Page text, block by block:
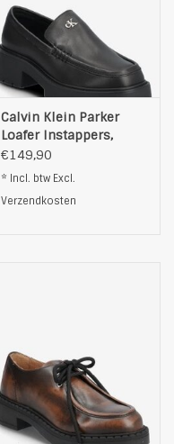
Calvin Klein Parker
Loafer Instappers,
zwart
€149,90
* Incl. btw Excl.
Verzendkosten